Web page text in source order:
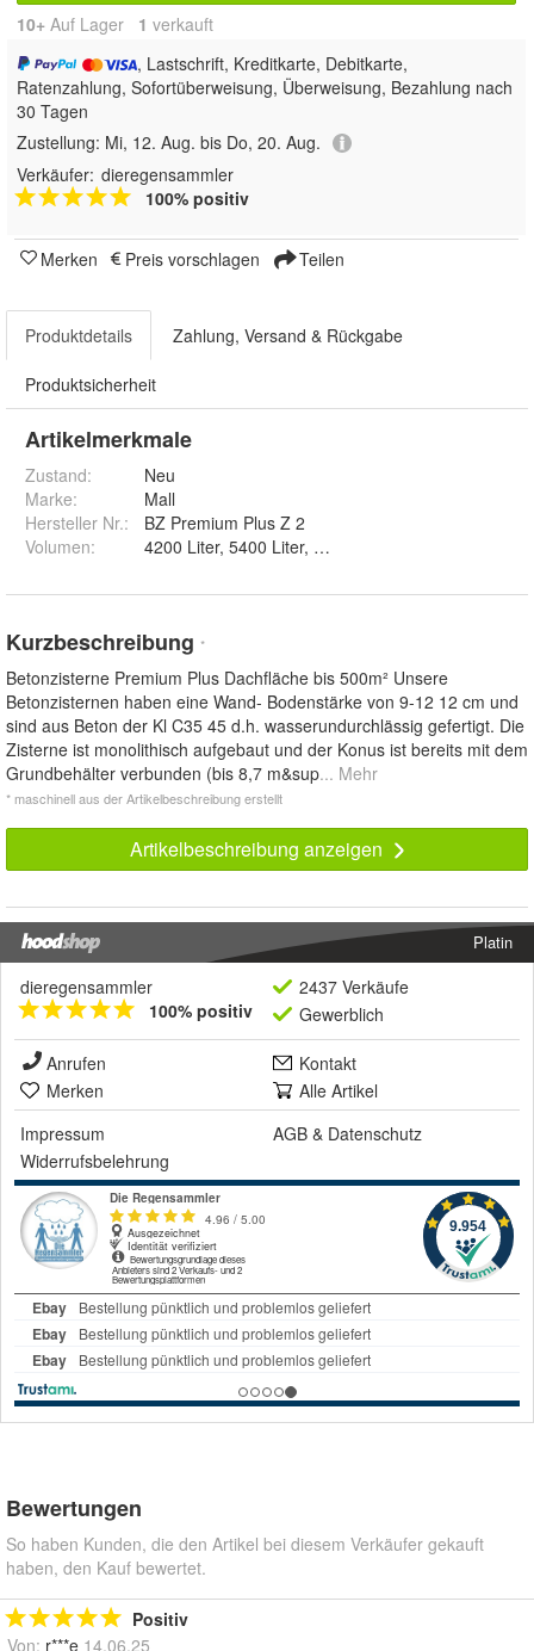
10+ Auf Lager 1 verkauft
, Lastschrift, Kreditkarte, Debitkarte,
Ratenzahlung, Sofortüberweisung, Überweisung, Bezahlung nach
30 Tagen
Zustellung: Mi, 12. Aug. bis Do, 20. Aug.
Verkäufer: dieregensammler
100% positiv
Merken Preis vorschlagen Teilen
Produktdetails Zahlung, Versand & Rückgabe
Produktsicherheit
Artikelmerkmale
Zustand:
Neu
Marke:
Mall
Hersteller Nr.:
BZ Premium Plus Z 2
Volumen: 4200 Liter, 5400 Liter, 6700 Liter, 8000 Liter,
Kurzbeschreibung *
Betonzisterne Premium Plus Dachfläche bis 500m² Unsere
Betonzisternen haben eine Wand- Bodenstärke von 9-12 12 cm und
sind aus Beton der Kl C35 45 d.h. wasserundurchlässig gefertigt. Die
Zisterne ist monolithisch aufgebaut und der Konus ist bereits mit dem
Grundbehälter verbunden (bis 8,7 m&sup... Mehr
* maschinell aus der Artikelbeschreibung erstellt
Artikelbeschreibung anzeigen
Platin
dieregensammler
100% positiv
2437 Verkäufe
Gewerblich
Anrufen
Kontakt
Merken
Alle Artikel
Impressum
AGB & Datenschutz
Widerrufsbelehrung
Bewertungen
So haben Kunden, die den Artikel bei diesem Verkäufer gekauft
haben, den Kauf bewertet.
Positiv
Von: r***e 14.06.25